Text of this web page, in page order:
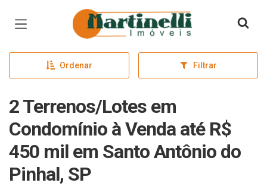
Página inicial
Ordenar Filtrar
2 Terrenos/Lotes em
Condomínio à Venda até R$
450 mil em Santo Antônio do
Pinhal, SP